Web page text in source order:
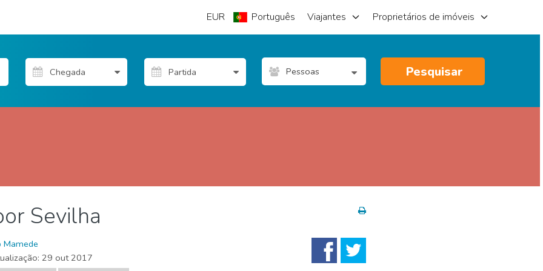
EUR Português Viajantes Proprietários de imóveis
Pessoas Pesquisar
Sevilha
Mamede
29 out 2017